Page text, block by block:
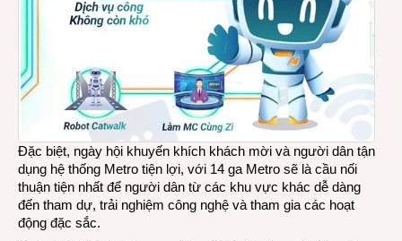
Đặc biệt, ngày hội khuyến khích khách mời và người dân tận
dụng hệ thống Metro tiện lợi, với 14 ga Metro sẽ là cầu nối
thuận tiện nhất để người dân từ các khu vực khác dễ dàng
đến tham dự, trải nghiệm công nghệ và tham gia các hoạt
động đặc sắc.